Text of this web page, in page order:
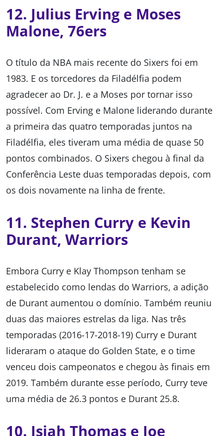
12. Julius Erving e Moses
Malone, 76ers
O título da NBA mais recente do Sixers foi em
1983. E os torcedores da Filadélfia podem
agradecer ao Dr. J. e a Moses por tornar isso
possível. Com Erving e Malone liderando durante
a primeira das quatro temporadas juntos na
Filadélfia, eles tiveram uma média de quase 50
pontos combinados. O Sixers chegou à final da
Conferência Leste duas temporadas depois, com
os dois novamente na linha de frente.
11. Stephen Curry e Kevin
Durant, Warriors
Embora Curry e Klay Thompson tenham se
estabelecido como lendas do Warriors, a adição
de Durant aumentou o domínio. Também reuniu
duas das maiores estrelas da liga. Nas três
temporadas (2016-17-2018-19) Curry e Durant
lideraram o ataque do Golden State, e o time
venceu dois campeonatos e chegou às finais em
2019. Também durante esse período, Curry teve
uma média de 26.3 pontos e Durant 25.8.
10. Isiah Thomas e Joe